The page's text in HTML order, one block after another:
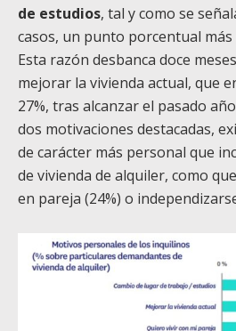
de estudios, tal y como se
casos, un punto porcentual más
Esta razón desbanca doce
mejorar la vivienda actual, que
27%, tras alcanzar el pasado
dos motivaciones destacadas,
de carácter más personal que
de vivienda de alquiler, como
en pareja (24%) o